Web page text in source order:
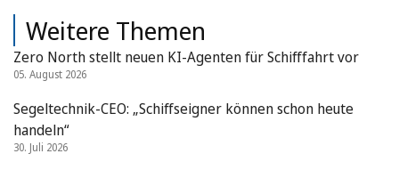
Weitere Themen
Zero North stellt neuen KI-Agenten für Schifffahrt vor
05. August 2026
Segeltechnik-CEO: „Schiffseigner können schon heute
handeln“
30. Juli 2026